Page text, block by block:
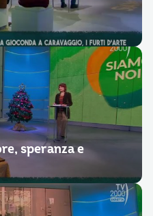
speranza e